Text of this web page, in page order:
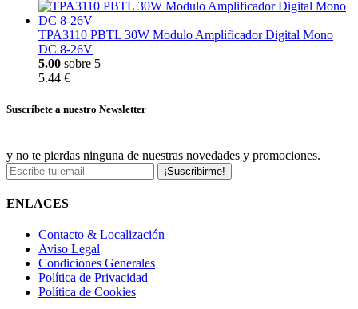
TPA3110 PBTL 30W Modulo Amplificador Digital Mono
DC 8-26V
5.00 sobre 5
5.44 €
Suscríbete a nuestro Newsletter
y no te pierdas ninguna de nuestras novedades y promociones.
¡Suscribirme!
ENLACES
Contacto & Localización
Aviso Legal
Condiciones Generales
Política de Privacidad
Política de Cookies